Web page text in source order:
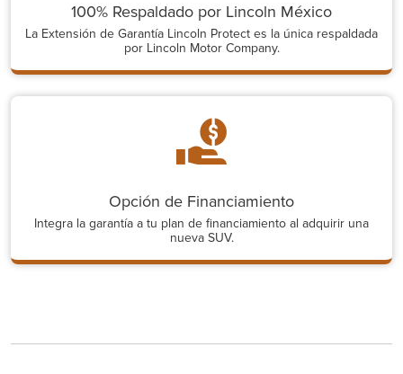
100% Respaldado por Lincoln México
La Extensión de Garantía Lincoln Protect es la única respaldada
por Lincoln Motor Company.
Opción de Financiamiento
Integra la garantía a tu plan de financiamiento al adquirir una
nueva SUV.